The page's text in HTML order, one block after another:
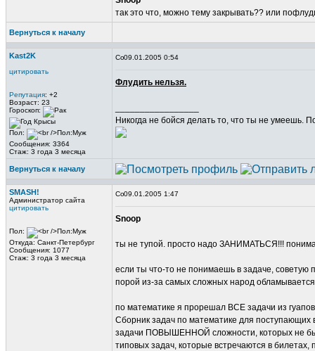
так это что, можно тему закрывать?? или
Вернуться к началу
Kast2K
цитировать
Репутация: +2
Возраст: 23
Гороскоп:
Пол:
Сообщения: 3364
Стаж: 3 года 3 месяца
09.01.2005 0:54
Флудить нельзя.
Никогда не бойся делать то, что ты не умеешь.
Вернуться к началу
SMASH!
Администратор сайта
цитировать
Пол:
Откуда: Санкт-Петербург
Сообщения: 1077
Стаж: 3 года 3 месяца
09.01.2005 1:47
Snoop
ты не тупой. просто надо ЗАНИМАТЬСЯ!!!
если ты что-то не понимаешь в задаче, советую
порой из-за самых сложных народ
по математике я прорешал ВСЕ задачи из
Сборник задач по математике для
задачи ПОВЫШЕННОЙ сложности, которых не
типовых задач, которые встречаются в